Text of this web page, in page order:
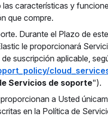
características y
que compre.
Durante el Plazo de
le proporcionará
suscripción aplicable,
Servicios de soporte").
a Usted
en la Política de